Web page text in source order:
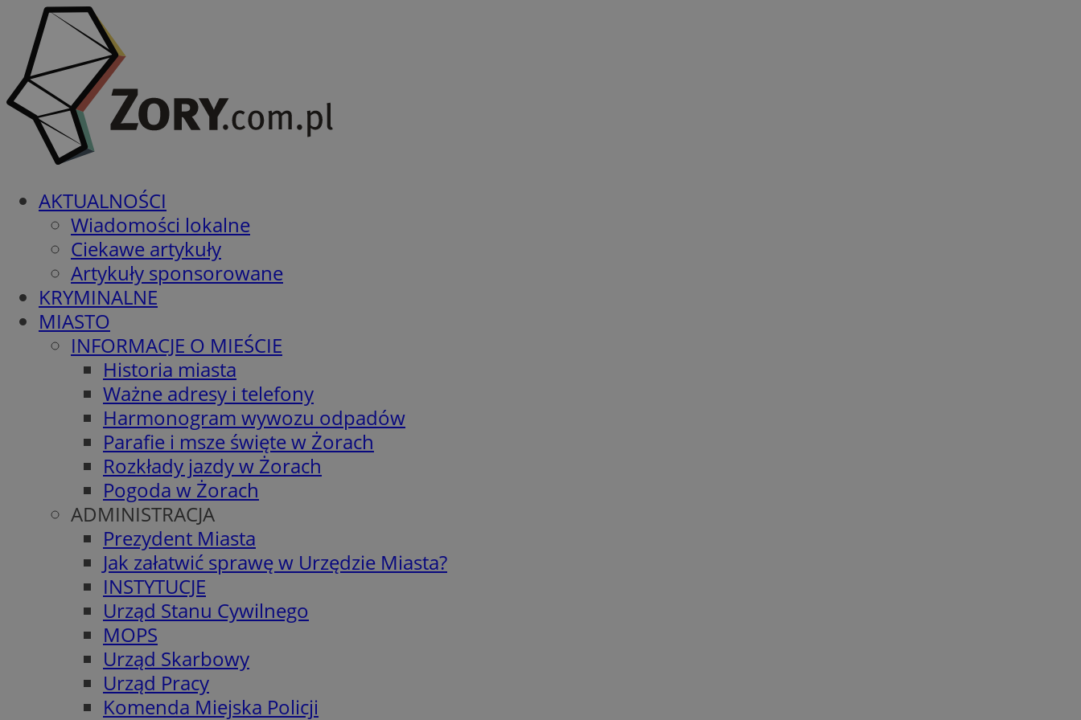
AKTUALNOŚCI
Wiadomości lokalne
Ciekawe artykuły
Artykuły sponsorowane
KRYMINALNE
MIASTO
INFORMACJE O MIEŚCIE
Historia miasta
Ważne adresy i telefony
Harmonogram wywozu odpadów
Parafie i msze święte w Żorach
Rozkłady jazdy w Żorach
Pogoda w Żorach
ADMINISTRACJA
Prezydent Miasta
Jak załatwić sprawę w Urzędzie Miasta?
INSTYTUCJE
Urząd Stanu Cywilnego
MOPS
Urząd Skarbowy
Urząd Pracy
Komenda Miejska Policji